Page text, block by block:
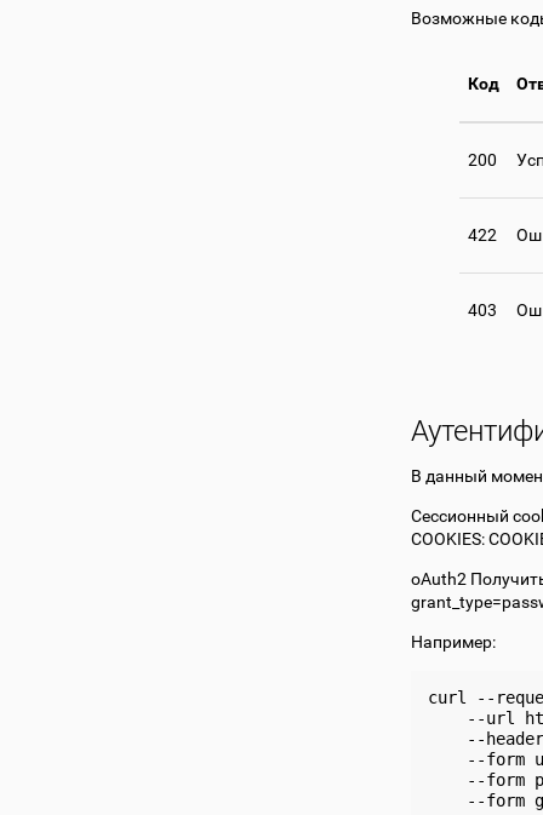
Возможные
Код
200
422
403
В данный
Сессионный
COOKIES:
oAuth2
Например:
curl
--
--url
--header
--form
--form
--form